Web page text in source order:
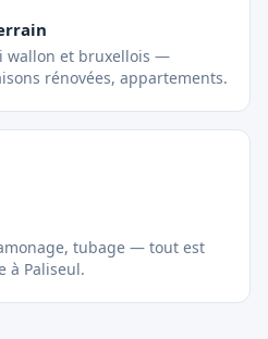
wallon et bruxellois —
rénovées, appartements.
tubage — tout est
à Paliseul.